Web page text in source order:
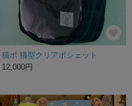
猫ポ 猫型クリアポシェット
12,000円